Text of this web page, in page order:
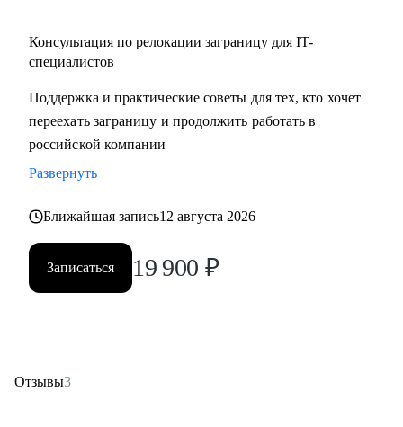
Консультация по релокации заграницу для IT-
специалистов
Поддержка и практические советы для тех, кто хочет
переехать заграницу и продолжить работать в
российской компании
Развернуть
Ближайшая запись12 августа 2026
Записаться 19 900 ₽
Отзывы3